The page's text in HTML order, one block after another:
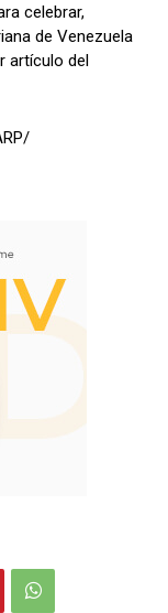
celebrar,
de Venezuela
artículo del